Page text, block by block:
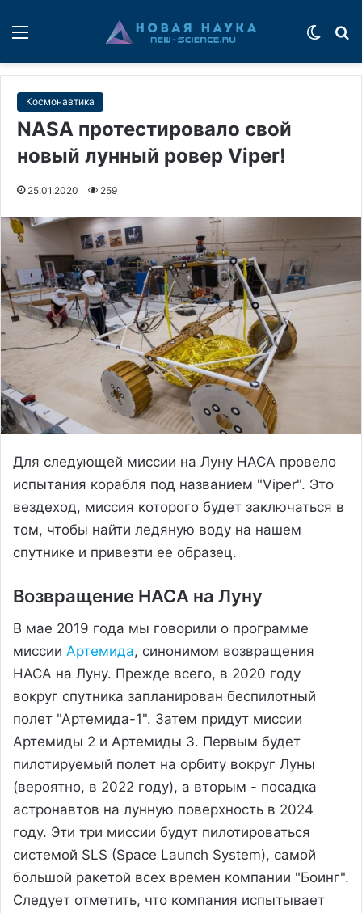
Космонавтика
NASA протестировало свой
новый лунный ровер Viper!
25.01.2020 259
Для следующей миссии на Луну НАСА провело
испытания корабля под названием "Viper". Это
вездеход, миссия которого будет заключаться в
том, чтобы найти ледяную воду на нашем
спутнике и привезти ее образец.
Возвращение НАСА на Луну
В мае 2019 года мы говорили о программе
миссии Артемида, синонимом возвращения
НАСА на Луну. Прежде всего, в 2020 году
вокруг спутника запланирован беспилотный
полет "Артемида-1". Затем придут миссии
Артемиды 2 и Артемиды 3. Первым будет
пилотируемый полет на орбиту вокруг Луны
(вероятно, в 2022 году), а вторым - посадка
астронавтов на лунную поверхность в 2024
году. Эти три миссии будут пилотироваться
системой SLS (Space Launch System), самой
большой ракетой всех времен компании "Боинг".
Следует отметить, что компания испытывает